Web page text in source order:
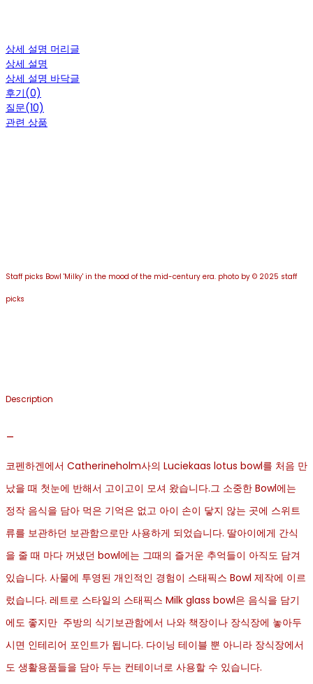
상세 설명 머리글
상세 설명
상세 설명 바닥글
후기(0)
질문(10)
관련 상품
Staff picks Bowl 'Milky' in the mood of the mid-century era. photo by © 2025 staff
picks
Description
코펜하겐에서 Catherineholm사의 Luciekaas lotus bowl를 처음 만
났을 때 첫눈에 반해서 고이고이 모셔 왔습니다.그 소중한 Bowl에는
정작 음식을 담아 먹은 기억은 없고 아이 손이 닿지 않는 곳에 스위트
류를 보관하던 보관함으로만 사용하게 되었습니다. 딸아이에게 간식
을 줄 때 마다 꺼냈던 bowl에는 그때의 즐거운 추억들이 아직도 담겨
있습니다. 사물에 투영된 개인적인 경험이 스태픽스 Bowl 제작에 이르
렀습니다. 레트로 스타일의 스태픽스 Milk glass bowl은 음식을 담기
에도 좋지만 주방의 식기보관함에서 나와 책장이나 장식장에 놓아두
시면 인테리어 포인트가 됩니다. 다이닝 테이블 뿐 아니라 장식장에서
도 생활용품들을 담아 두는 컨테이너로 사용할 수 있습니다.